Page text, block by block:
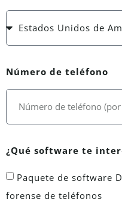
Número de teléfono
¿Qué software te
Paquete de software
forense de teléfonos